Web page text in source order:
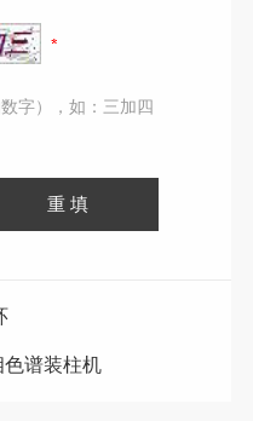
字），如：三加四
谱装柱机